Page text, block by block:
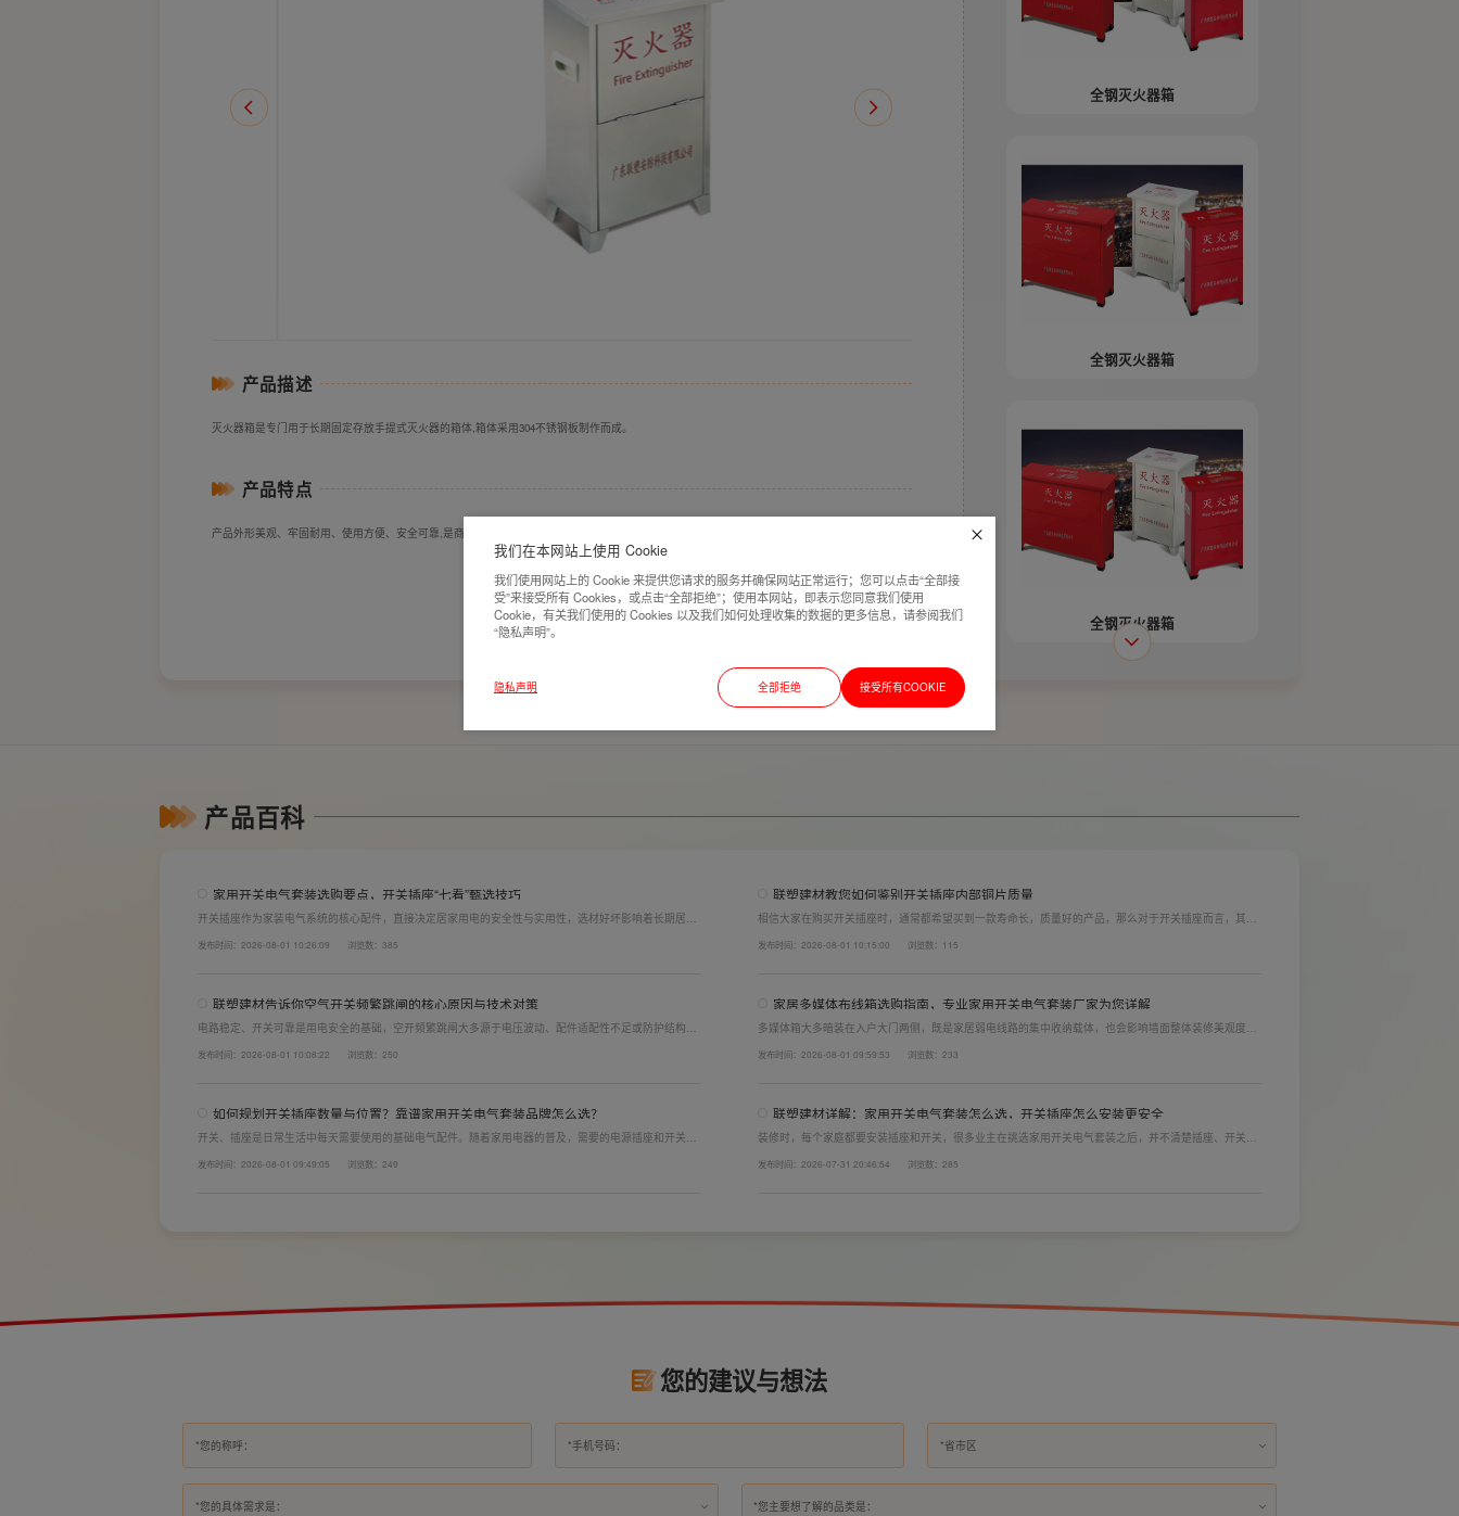
产品描述
灭火器箱是专门用于长期固定存放手提式灭火器的箱体,箱体采用304不锈钢板制作而成。
产品特点
产品外形美观、牢固耐用、使用方便、安全可靠,是商场、工厂、仓库、办公楼、车站和码头等场所必备的消防器材。
全钢灭火器箱
全钢灭火器箱
全钢灭火器箱
产品百科
家用开关电气套装选购要点，开关插座“七看”甄选技巧
开关插座作为家装电气系统的核心配件，直接决定居家用电的安全性与实用性，选材好坏影响着长期居住
购“七看”技巧，帮大家精准避坑，挑选安全耐用的开关插座产品。
发布时间：2026-08-01 10:26:09 浏览数：385
联塑建材教您如何鉴别开关插座内部铜片质量
相信大家在购买开关插座时，通常都希望买到一款寿命长，质量好的产品，那么对于开关插座而言，其里
了插座距离的大小，插孔间距越宽二三插同时插入越方便)。
发布时间：2026-08-01 10:15:00 浏览数：115
联塑建材告诉你空气开关频繁跳闸的核心原因与技术对策
电路稳定、开关可靠是用电安全的基础，空开频繁跳闸大多源于电压波动、配件适配性不足或防护结构设
学、稳压防护性能优异，可有效应对电压瞬变、电网波动等场景，减少无故跳闸、误跳闸等故障问题。
发布时间：2026-08-01 10:08:22 浏览数：250
家居多媒体布线箱选购指南，专业家用开关电气套装厂家为您详解
多媒体箱大多暗装在入户大门两侧，既是家居弱电线路的集中收纳载体，也会影响墙面整体装修美观度，
选择综合实力过硬的家用开关电气套装厂家，可以同时搞定开关插座、配电箱、多媒体布线箱等全套产
发布时间：2026-08-01 09:59:53 浏览数：233
如何规划开关插座数量与位置？靠谱家用开关电气套装品牌怎么选？
开关、插座是日常生活中每天需要使用的基础电气配件。随着家用电器的普及，需要的电源插座和开关也
座的数量设置不够，或者开关、插座的位置设置不合理，会给今后的日常生活带来诸多不便，甚至留下安
发布时间：2026-08-01 09:49:05 浏览数：249
联塑建材详解：家用开关电气套装怎么选，开关插座怎么安装更安全
装修时，每个家庭都要安装插座和开关，很多业主在挑选家用开关电气套装之后，并不清楚插座、开关合
产品+规范安装双重达标。
发布时间：2026-07-31 20:46:54 浏览数：285
您的建议与想法
*您的具体需求是： *您主要想了解的品类是：
我们在本网站上使用 Cookie
我们使用网站上的 Cookie 来提供您请求的服务并确保网站正常运行；您可以点击“全部接
受”来接受所有 Cookies，或点击“全部拒绝”；使用本网站，即表示您同意我们使用
Cookie，有关我们使用的 Cookies 以及我们如何处理收集的数据的更多信息，请参阅我们
“隐私声明”。
隐私声明 全部拒绝 接受所有COOKIE